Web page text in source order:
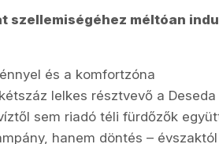
szellemiségéhez méltóan
és a komfortzóna
lelkes résztvevő a
sem riadó téli fürdőzők
hanem döntés –